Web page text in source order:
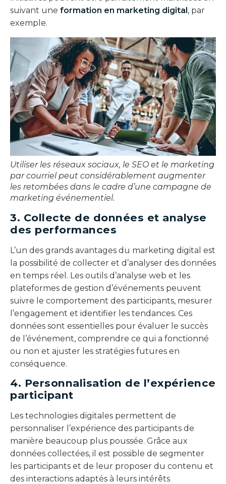
suivant une formation en marketing digital , par
exemple.
Utiliser les réseaux sociaux, le SEO et le marketing
par courriel peut considérablement augmenter
les retombées dans le cadre d’une campagne de
marketing événementiel.
3. Collecte de données et analyse
des performances
L’un des grands avantages du marketing digital est
la possibilité de collecter et d’analyser des données
en temps réel. Les outils d’analyse web et les
plateformes de gestion d’événements peuvent
suivre le comportement des participants, mesurer
l’engagement et identifier les tendances. Ces
données sont essentielles pour évaluer le succès
de l’événement, comprendre ce qui a fonctionné
ou non et ajuster les stratégies futures en
conséquence.
4. Personnalisation de l’expérience
participant
Les technologies digitales permettent de
personnaliser l’expérience des participants de
manière beaucoup plus poussée. Grâce aux
données collectées, il est possible de segmenter
les participants et de leur proposer du contenu et
des interactions adaptés à leurs intérêts